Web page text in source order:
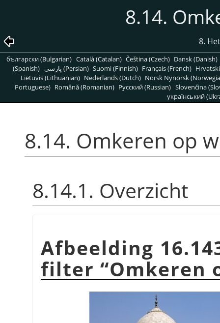
8.14.
8.
български (Bulgarian) Català (Catalan) Čeština (Czech) Dansk (Danish)
(Spanish)
پارسی (Persian) Suomi (Finnish) Français (French)
Lietuvis (Lithuanian) Nederlands (Dutch) Norsk Nynorsk
Portuguese) Română (Romanian) Pусский (Russian) Slovenčina
український
8.14. Omkeren op
8.14.1. Overzicht
Afbeelding
filter “Omkeren